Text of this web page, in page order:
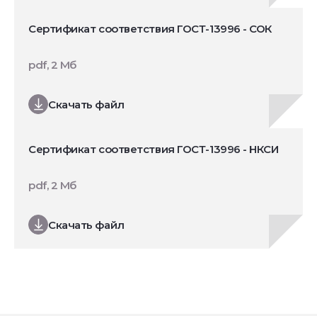
Сертификат соответствия ГОСТ-13996 - СОК
Скачать файл
pdf, 2 Мб
Сертификат соответствия ГОСТ-13996 - НКСИ
Скачать файл
pdf, 2 Мб